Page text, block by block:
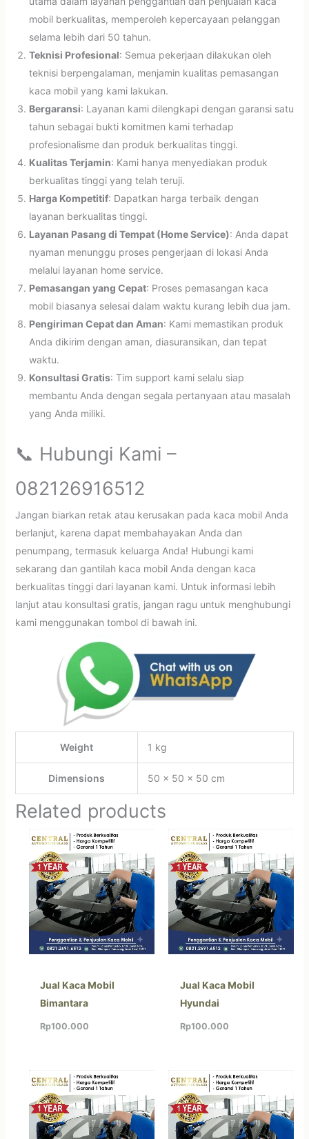
mobil berkualitas, memperoleh kepercayaan pelanggan
selama lebih dari 50 tahun.
Teknisi Profesional: Semua pekerjaan dilakukan oleh
teknisi berpengalaman, menjamin kualitas pemasangan
kaca mobil yang kami lakukan.
Bergaransi: Layanan kami dilengkapi dengan garansi satu
tahun sebagai bukti komitmen kami terhadap
profesionalisme dan produk berkualitas tinggi.
Kualitas Terjamin: Kami hanya menyediakan produk
berkualitas tinggi yang telah teruji.
Harga Kompetitif: Dapatkan harga terbaik dengan
layanan berkualitas tinggi.
Layanan Pasang di Tempat (Home Service): Anda dapat
nyaman menunggu proses pengerjaan di lokasi Anda
melalui layanan home service.
Pemasangan yang Cepat: Proses pemasangan kaca
mobil biasanya selesai dalam waktu kurang lebih dua jam.
Pengiriman Cepat dan Aman: Kami memastikan produk
Anda dikirim dengan aman, diasuransikan, dan tepat
waktu.
Konsultasi Gratis: Tim support kami selalu siap
membantu Anda dengan segala pertanyaan atau masalah
yang Anda miliki.
📞 Hubungi Kami –
082126916512
Jangan biarkan retak atau kerusakan pada kaca mobil Anda
berlanjut, karena dapat membahayakan Anda dan
penumpang, termasuk keluarga Anda! Hubungi kami
sekarang dan gantilah kaca mobil Anda dengan kaca
berkualitas tinggi dari layanan kami. Untuk informasi lebih
lanjut atau konsultasi gratis, jangan ragu untuk menghubungi
kami menggunakan tombol di bawah ini.
Weight 1 kg
Dimensions 50 × 50 × 50 cm
Related products
Jual Kaca Mobil
Bimantara
Rp100.000
Jual Kaca Mobil
Hyundai
Rp100.000